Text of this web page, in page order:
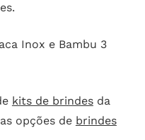
Inox e Bambu 3
kits de brindesda
opções de brindes